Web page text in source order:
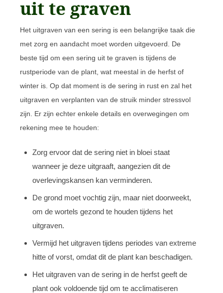
uit te graven
Het uitgraven van een sering is een belangrijke taak die
met zorg en aandacht moet worden uitgevoerd. De
beste tijd om een sering uit te graven is tijdens de
rustperiode van de plant, wat meestal in de herfst of
winter is. Op dat moment is de sering in rust en zal het
uitgraven en verplanten van de struik minder stressvol
zijn. Er zijn echter enkele details en overwegingen om
rekening mee te houden:
Zorg ervoor dat de sering niet in bloei staat
wanneer je deze uitgraaft, aangezien dit de
overlevingskansen kan verminderen.
De grond moet vochtig zijn, maar niet doorweekt,
om de wortels gezond te houden tijdens het
uitgraven.
Vermijd het uitgraven tijdens periodes van extreme
hitte of vorst, omdat dit de plant kan beschadigen.
Het uitgraven van de sering in de herfst geeft de
plant ook voldoende tijd om te acclimatiseren